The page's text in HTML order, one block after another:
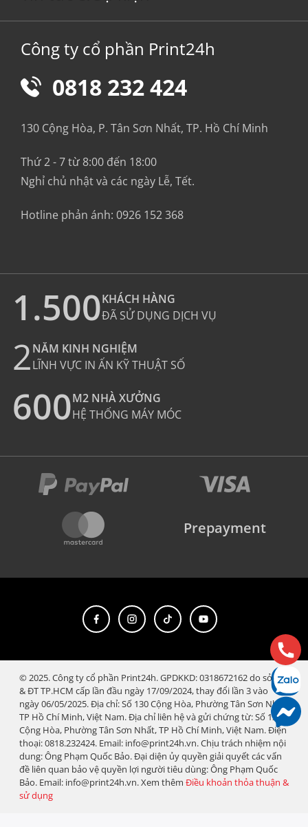
Công ty cổ phần Print24h
0818 232 424
130 Cộng Hòa, P. Tân Sơn Nhất, TP. Hồ Chí Minh
Thứ 2 - 7 từ 8:00 đến 18:00
Nghỉ chủ nhật và các ngày Lễ, Tết.
Hotline phản ánh: 0926 152 368
1.500KHÁCH HÀNG
ĐÃ SỬ DỤNG DỊCH VỤ
2NĂM KINH NGHIỆM
LĨNH VỰC IN ẤN KỸ THUẬT SỐ
600M2 NHÀ XƯỞNG
HỆ THỐNG MÁY MÓC
Prepayment
© 2025. Công ty cổ phần Print24h. GPDKKD: 0318672162 do sở KH
& ĐT TP.HCM cấp lần đầu ngày 17/09/2024, thay đổi lần 3 vào
ngày 06/05/2025. Địa chỉ: Số 130 Cộng Hòa, Phường Tân Sơn Nhất,
TP Hồ Chí Minh, Việt Nam. Địa chỉ liên hệ và gửi chứng từ: Số 130
Cộng Hòa, Phường Tân Sơn Nhất, TP Hồ Chí Minh, Việt Nam. Điện
thoại: 0818.232424. Email: info@print24h.vn. Chịu trách nhiệm nội
dung: Ông Phạm Quốc Bảo. Đại diện ủy quyền giải quyết các vấn
đề liên quan bảo vệ quyền lợi người tiêu dùng: Ông Phạm Quốc
Bảo. Email: info@print24h.vn. Xem thêm Điều khoản thỏa thuận &
sử dụng